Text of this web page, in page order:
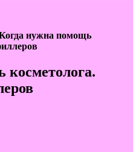
нужна помощь